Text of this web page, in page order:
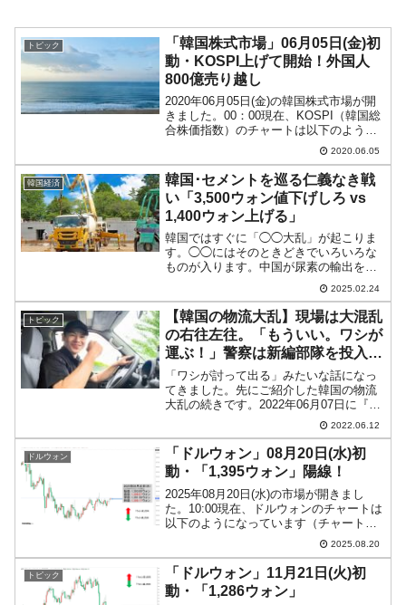
トピック
「韓国株式市場」06月05日(金)初
動・KOSPI上げて開始！外国人
800億売り越し
2020年06月05日(金)の韓国株式市場が開
きました。00：00現在、KOSPI（韓国総
合株価指数）のチャートは以下のように
『Investing.com』より引用）。KOSPIは
前日とほぼ同じ値からスタートし小幅
上...
2020.06.05
韓国経済
韓国･セメントを巡る仁義なき戦
い「3,500ウォン値下げしろ vs
1,400ウォン上げる」
韓国ではすぐに「◯◯大乱」が起こりま
す。◯◯にはそのときどきでいろいろな
ものが入ります。中国が尿素の輸出を絞
れば、「尿素大乱」でガソリンスタンド
にトラックの列ができますし、『民主労
総』がストライキを起こすと「物流大
乱」になります。「セメント...
2025.02.24
トピック
【韓国の物流大乱】現場は大混乱
の右往左往。「もういい。ワシが
運ぶ！」警察は新編部隊を投入予
告
「ワシが討って出る」みたいな話になっ
てきました。先にご紹介した韓国の物流
大乱の続きです。2022年06月07日に『全
国民主労働組合総連盟』傘下で運送業者
が加盟する貨物連帯本部がストライキに
突入。物流の根幹を担う運送業者のスト
ライキなので、韓...
2022.06.12
ドルウォン
「ドルウォン」08月20日(水)初
動・「1,395ウォン」陽線！
2025年08月20日(水)の市場が開きまし
た。10:00現在、ドルウォンのチャートは
以下のようになっています（チャートは
『Investing.com』より引用）。本日は上
げて始まって現在のところ陽線。「1ドル
＝1,395ウォン」近辺の攻防...
2025.08.20
トピック
「ドルウォン」11月21日(火)初
動・「1,286ウォン」